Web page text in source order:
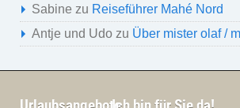
Sabine zu Reiseführer Mahé Nord
Antje und Udo zu Über mister olaf /